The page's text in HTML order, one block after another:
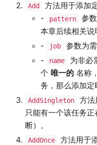
Add
方法用于添加
-
pattern 参
本章后续相关说
-
job
参数为
-
name
为非必
个 唯一的 名称
务，那么添加定
AddSingleton
方法
只能有一个该任务
断）。
AddOnce
方法用于